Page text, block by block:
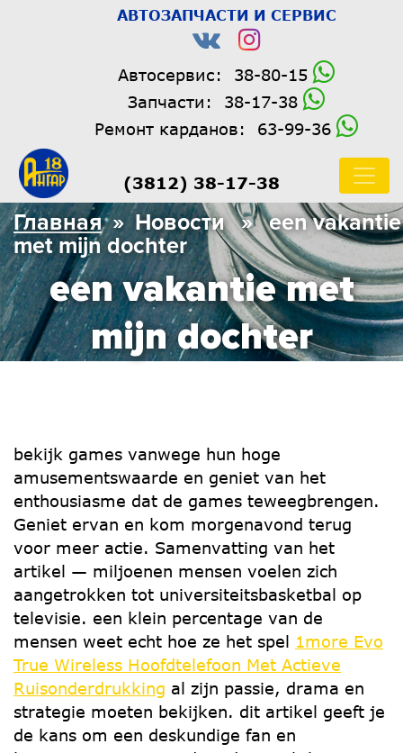
АВТОЗАПЧАСТИ И СЕРВИС
Автосервис:
38-80-15
Запчасти:
38-17-38
Ремонт карданов:
63-99-36
(3812) 38-17-38
een vakantie met
mijn dochter
Главная» Новости » een vakantie
met mijn dochter
bekijk games vanwege hun hoge
amusementswaarde en geniet van het
enthousiasme dat de games teweegbrengen.
Geniet ervan en kom morgenavond terug
voor meer actie. Samenvatting van het
artikel — miljoenen mensen voelen zich
aangetrokken tot universiteitsbasketbal op
televisie. een klein percentage van de
mensen weet echt hoe ze het spel 1more Evo
True Wireless Hoofdtelefoon Met Actieve
Ruisonderdrukking al zijn passie, drama en
strategie moeten bekijken. dit artikel geeft je
de kans om een ​​deskundige fan en